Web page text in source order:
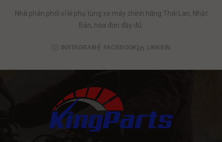
Nhà phân phối sỉ lẻ phụ tùng xe máy chính hãng Thái Lan, Nhật
Bản, hóa đơn đầy đủ.
INSTAGRAM FACEBOOK LINKEIN